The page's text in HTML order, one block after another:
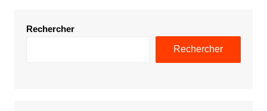
Rechercher
Rechercher